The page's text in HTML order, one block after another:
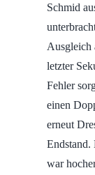
Schmid
Ausgleich
letzter
Fehler
einen
erneut
Endstand.
war